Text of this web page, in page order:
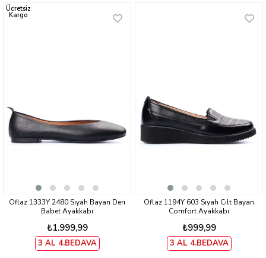
Oflaz 1333Y 2480 Sıyah Bayan Derı
Babet Ayakkabı
₺1.999,99
3 AL 4.BEDAVA
Ücretsiz
Kargo
Oflaz 1194Y 603 Sıyah Cılt Bayan
Comfort Ayakkabı
₺999,99
3 AL 4.BEDAVA